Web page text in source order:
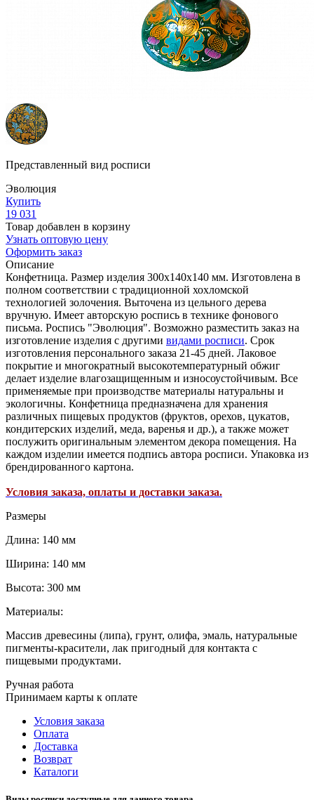
Представленный вид росписи
Эволюция
Купить
19 031
Товар добавлен в корзину
Узнать оптовую цену
Оформить заказ
Описание
Конфетница. Размер изделия 300х140х140 мм. Изготовлена в
полном соответствии с традиционной хохломской
технологией золочения. Выточена из цельного дерева
вручную. Имеет авторскую роспись в технике фонового
письма. Роспись "Эволюция". Возможно разместить заказ на
изготовление изделия с другими видами росписи. Срок
изготовления персонального заказа 21-45 дней. Лаковое
покрытие и многократный высокотемпературный обжиг
делает изделие влагозащищенным и износоустойчивым. Все
применяемые при производстве материалы натуральны и
экологичны. Конфетница предназначена для хранения
различных пищевых продуктов (фруктов, орехов, цукатов,
кондитерских изделий, меда, варенья и др.), а также может
послужить оригинальным элементом декора помещения. На
каждом изделии имеется подпись автора росписи. Упаковка из
брендированного картона.
Условия заказа, оплаты и доставки заказа.
Размеры
Длина: 140 мм
Ширина: 140 мм
Высота: 300 мм
Материалы:
Массив древесины (липа), грунт, олифа, эмаль, натуральные
пигменты-красители, лак пригодный для контакта с
пищевыми продуктами.
Ручная работа
Принимаем карты к оплате
Условия заказа
Оплата
Доставка
Возврат
Каталоги